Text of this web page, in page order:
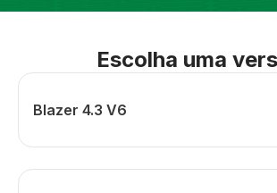
Escolha uma
Blazer 4.3 V6